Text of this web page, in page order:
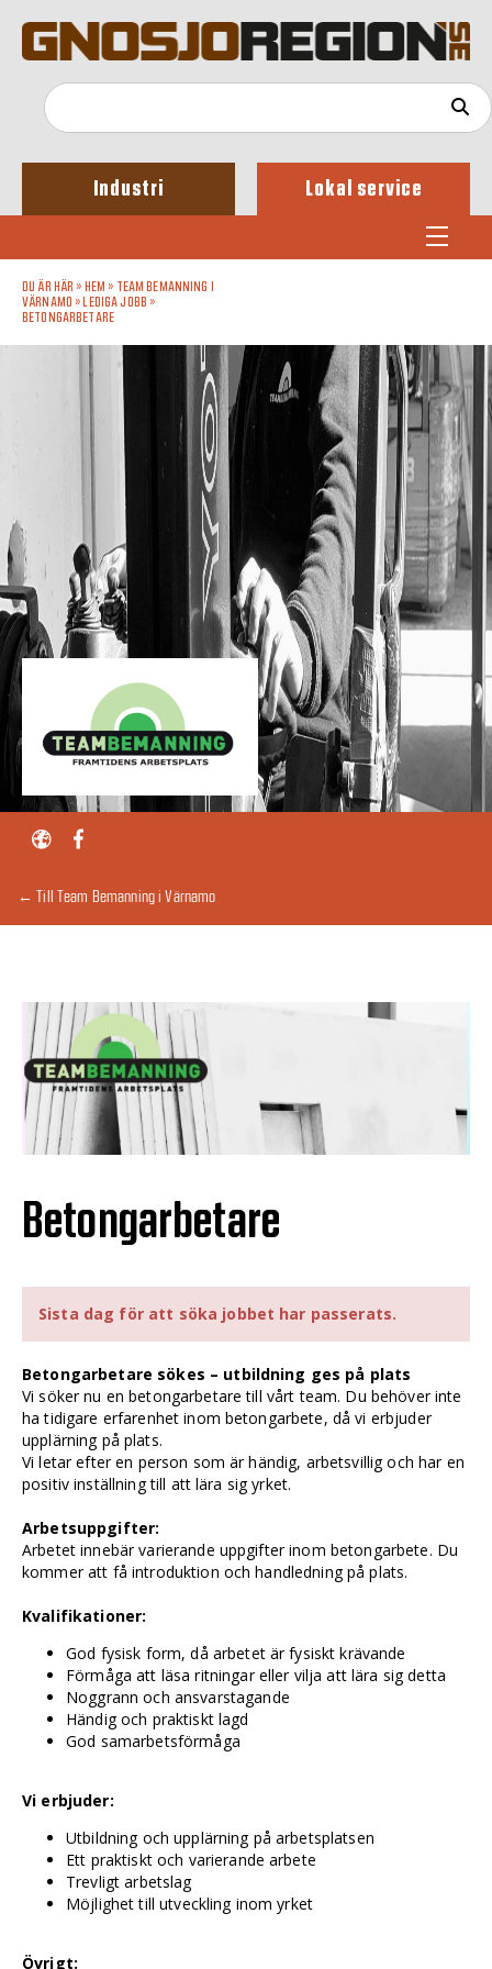
Industri Lokal service
DU ÄR HÄR » HEM » TEAM BEMANNING I
VÄRNAMO » LEDIGA JOBB »
BETONGARBETARE
← Till Team Bemanning i Värnamo
Betongarbetare
Sista dag för att söka jobbet har passerats.
Betongarbetare sökes – utbildning ges på plats
Vi söker nu en betongarbetare till vårt team. Du behöver inte
ha tidigare erfarenhet inom betongarbete, då vi erbjuder
upplärning på plats.
Vi letar efter en person som är händig, arbetsvillig och har en
positiv inställning till att lära sig yrket.
Arbetsuppgifter:
Arbetet innebär varierande uppgifter inom betongarbete. Du
kommer att få introduktion och handledning på plats.
Kvalifikationer:
God fysisk form, då arbetet är fysiskt krävande
Förmåga att läsa ritningar eller vilja att lära sig detta
Noggrann och ansvarstagande
Händig och praktiskt lagd
God samarbetsförmåga
Vi erbjuder:
Utbildning och upplärning på arbetsplatsen
Ett praktiskt och varierande arbete
Trevligt arbetslag
Möjlighet till utveckling inom yrket
Övrigt: